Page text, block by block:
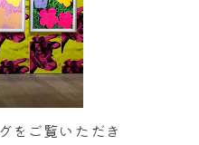
をご覧いただき